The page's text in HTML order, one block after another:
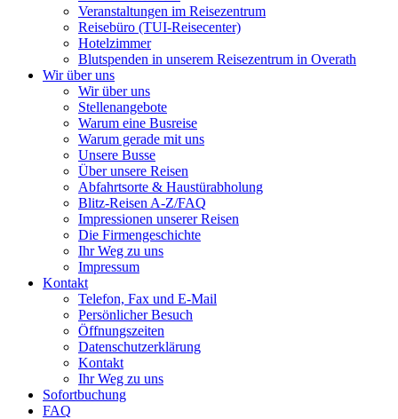
Veranstaltungen im Reisezentrum
Reisebüro (TUI-Reisecenter)
Hotelzimmer
Blutspenden in unserem Reisezentrum in Overath
Wir über uns
Wir über uns
Stellenangebote
Warum eine Busreise
Warum gerade mit uns
Unsere Busse
Über unsere Reisen
Abfahrtsorte & Haustürabholung
Blitz-Reisen A-Z/FAQ
Impressionen unserer Reisen
Die Firmengeschichte
Ihr Weg zu uns
Impressum
Kontakt
Telefon, Fax und E-Mail
Persönlicher Besuch
Öffnungszeiten
Datenschutzerklärung
Kontakt
Ihr Weg zu uns
Sofortbuchung
FAQ